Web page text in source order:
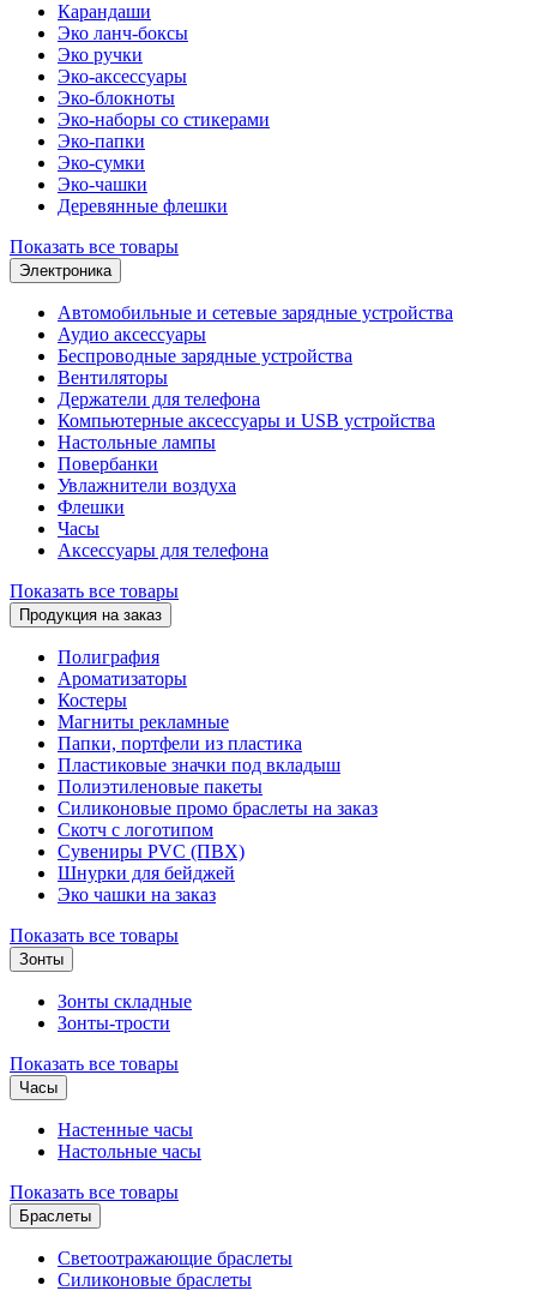
Карандаши
Эко ланч-боксы
Эко ручки
Эко-аксессуары
Эко-блокноты
Эко-наборы со стикерами
Эко-папки
Эко-сумки
Эко-чашки
Деревянные флешки
Показать все товары
Электроника
Автомобильные и сетевые зарядные устройства
Аудио аксессуары
Беспроводные зарядные устройства
Вентиляторы
Держатели для телефона
Компьютерные аксессуары и USB устройства
Настольные лампы
Повербанки
Увлажнители воздуха
Флешки
Часы
Аксессуары для телефона
Показать все товары
Продукция на заказ
Полиграфия
Ароматизаторы
Костеры
Магниты рекламные
Папки, портфели из пластика
Пластиковые значки под вкладыш
Полиэтиленовые пакеты
Силиконовые промо браслеты на заказ
Скотч с логотипом
Сувениры PVC (ПВХ)
Шнурки для бейджей
Эко чашки на заказ
Показать все товары
Зонты
Зонты складные
Зонты-трости
Показать все товары
Часы
Настенные часы
Настольные часы
Показать все товары
Браслеты
Светоотражающие браслеты
Силиконовые браслеты